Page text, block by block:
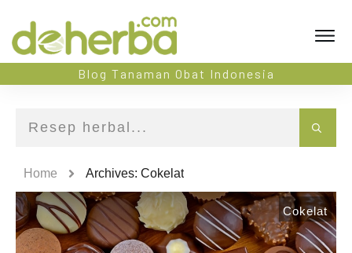
Blog Tanaman Obat Indonesia
Home Archives: Cokelat
Cokelat